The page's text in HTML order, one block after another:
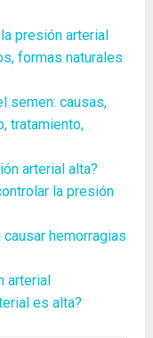
presión arterial
formas naturales
semen: causas,
tratamiento,
arterial alta?
la presión
hemorragias
arterial
es alta?